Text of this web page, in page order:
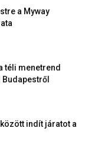
a Myway
téli menetrend
indít járatot a